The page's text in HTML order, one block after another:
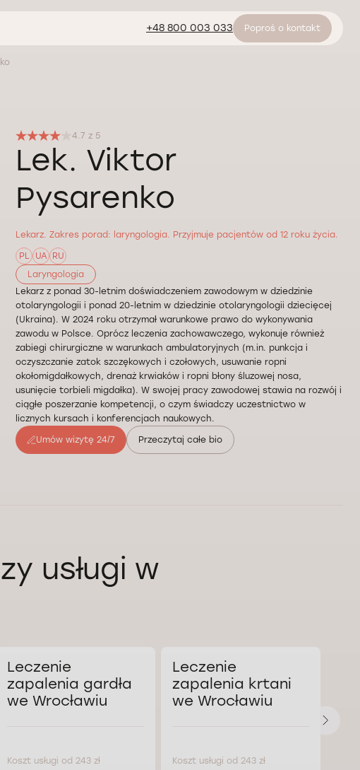
+48 800 003 033 Poproś o kontakt
4.7 z 5
Lek. Viktor
Pysarenko
Lekarz. Zakres porad: laryngologia. Przyjmuje pacjentów od 12 roku życia.
PL UA
RU
Laryngologia
Lekarz z ponad 30-letnim doświadczeniem zawodowym w dziedzinie
otolaryngologii i ponad 20-letnim w dziedzinie otolaryngologii dziecięcej
(Ukraina). W 2024 roku otrzymał warunkowe prawo do wykonywania
zawodu w Polsce. Oprócz leczenia zachowawczego, wykonuje również
zabiegi chirurgiczne w warunkach ambulatoryjnych (m.in. punkcja i
oczyszczanie zatok szczękowych i czołowych, usuwanie ropni
okołomigdałkowych, drenaż krwiaków i ropni błony śluzowej nosa,
usunięcie torbieli migdałka). W swojej pracy zawodowej stawia na rozwój i
ciągłe poszerzanie kompetencji, o czym świadczy uczestnictwo w
licznych kursach i konferencjach naukowych.
Umów wizytę 24/7 Przeczytaj całe bio
usługi w
Leczenie
zapalenia gardła
we Wrocławiu
Koszt usługi od 243 zł
Leczenie
zapalenia krtani
we Wrocławiu
Koszt usługi od 243 zł